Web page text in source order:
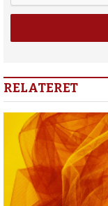
RELATERET